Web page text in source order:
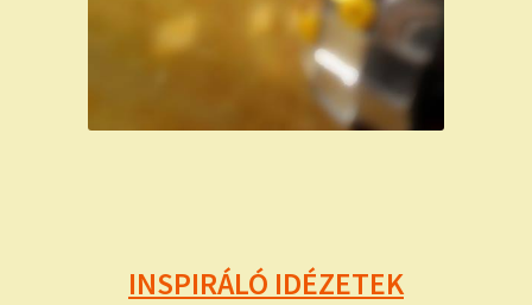
INSPIRÁLÓ IDÉZETEK